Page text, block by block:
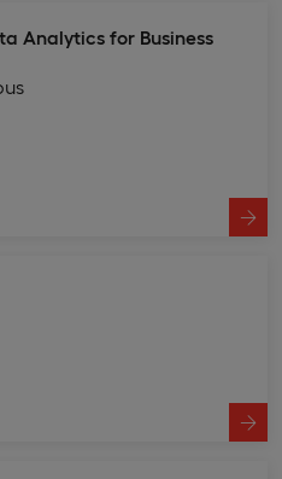
Analytics for Business